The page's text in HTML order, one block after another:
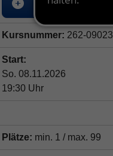
Kursnummer: 262-09023
Start:
So. 08.11.2026
19:30 Uhr
Plätze: min. 1 / max. 99